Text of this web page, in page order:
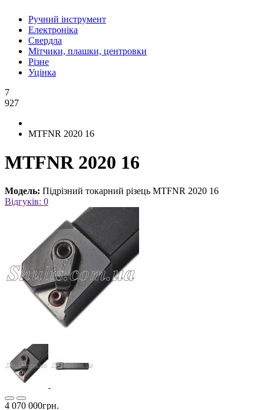
Ручний інструмент
Електроніка
Свердла
Мітчики, плашки, центровки
Різне
Уцінка
7
927
MTFNR 2020 16
MTFNR 2020 16
Модель: Підрізний токарний різець MTFNR 2020 16
Відгуків: 0
4 070 000грн.